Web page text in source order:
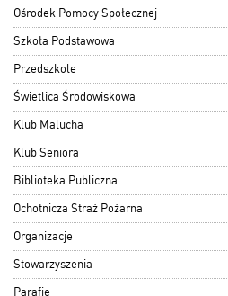
Ośrodek Pomocy Społecznej
Szkoła Podstawowa
Przedszkole
Świetlica Środowiskowa
Klub Malucha
Klub Seniora
Biblioteka Publiczna
Ochotnicza Straż Pożarna
Organizacje
Stowarzyszenia
Parafie